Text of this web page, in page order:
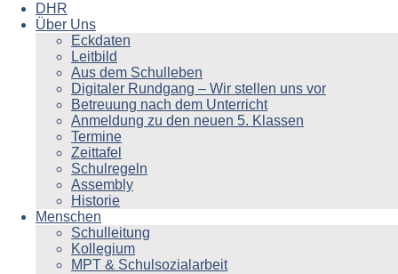
DHR
Über Uns
Eckdaten
Leitbild
Aus dem Schulleben
Digitaler Rundgang – Wir stellen uns vor
Betreuung nach dem Unterricht
Anmeldung zu den neuen 5. Klassen
Termine
Zeittafel
Schulregeln
Assembly
Historie
Menschen
Schulleitung
Kollegium
MPT & Schulsozialarbeit